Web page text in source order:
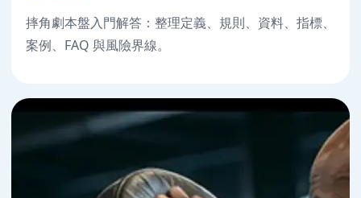
摔角劇本盤入門解答：整理定義、規則、資料、指標、
案例、FAQ 與風險界線。